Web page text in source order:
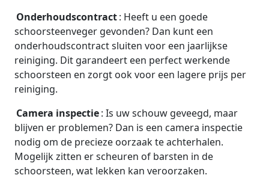
Onderhoudscontract: Heeft u een goede
schoorsteenveger gevonden? Dan kunt een
onderhoudscontract sluiten voor een jaarlijkse
reiniging. Dit garandeert een perfect werkende
schoorsteen en zorgt ook voor een lagere prijs per
reiniging.
Camera inspectie: Is uw schouw geveegd, maar
blijven er problemen? Dan is een camera inspectie
nodig om de precieze oorzaak te achterhalen.
Mogelijk zitten er scheuren of barsten in de
schoorsteen, wat lekken kan veroorzaken.